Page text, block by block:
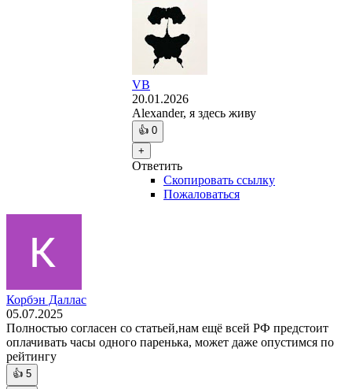
VB
20.01.2026
Alexander, я здесь живу
👍 0
+
Ответить
Скопировать ссылку
Пожаловаться
Корбэн Даллас
05.07.2025
Полностью согласен со статьей,нам ещё всей РФ предстоит
оплачивать часы одного паренька, может даже опустимся по
рейтингу
👍 5